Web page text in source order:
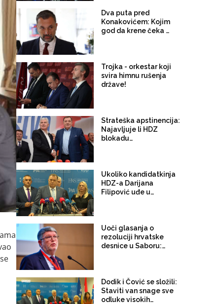
Dva puta pred
Konakovićem: Kojim
god da krene čeka ga
Trojka - orkestar koji
svira himnu rušenja
države!
Strateška apstinencija:
Najavljuje li HDZ
blokadu
izborima?
Ukoliko kandidatkinja
HDZ-a Darijana
Filipović uđe u
Uoči glasanja o
rezoluciji hrvatske
desnice u Saboru:
SDP i Možemo
progutati i
opravdavanje
Dodik i Čović se složili:
Staviti van snage sve
odluke visokih